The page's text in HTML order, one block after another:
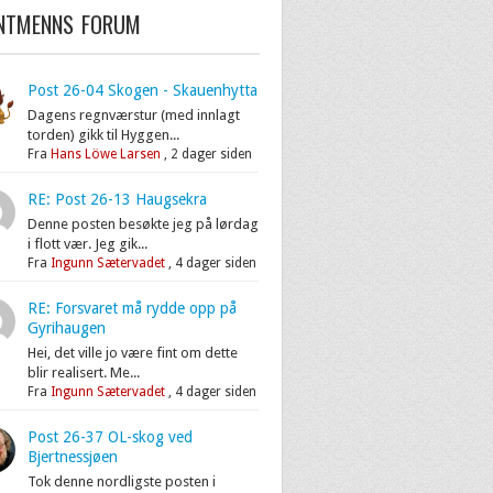
FORUM
Post 26-04 Skogen - Skauenhytta
Dagens regnværstur (med innlagt
torden) gikk til Hyggen...
Fra Hans Löwe Larsen , 2 dager siden
RE: Post 26-13 Haugsekra
Denne posten besøkte jeg på lørdag
i flott vær. Jeg gik...
Fra Ingunn Sætervadet, 4 dager siden
RE: Forsvaret må rydde opp på
Gyrihaugen
Hei, det ville jo være fint om dette
blir realisert. Me...
Fra Ingunn Sætervadet, 4 dager siden
Post 26-37 OL-skog ved
Bjertnessjøen
Tok denne nordligste posten i